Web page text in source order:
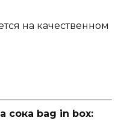
на качественном
сока bag in box: